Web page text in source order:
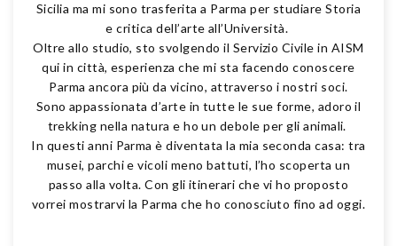
Sicilia ma mi sono trasferita a Parma per studiare Storia
e critica dell’arte all’Università.
Oltre allo studio, sto svolgendo il Servizio Civile in AISM
qui in città, esperienza che mi sta facendo conoscere
Parma ancora più da vicino, attraverso i nostri soci.
Sono appassionata d’arte in tutte le sue forme, adoro il
trekking nella natura e ho un debole per gli animali.
In questi anni Parma è diventata la mia seconda casa: tra
musei, parchi e vicoli meno battuti, l’ho scoperta un
passo alla volta. Con gli itinerari che vi ho proposto
vorrei mostrarvi la Parma che ho conosciuto fino ad oggi.